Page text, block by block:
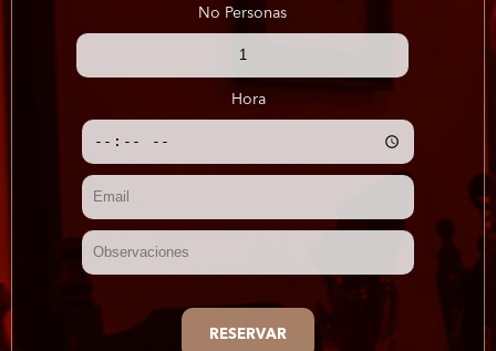
No Personas
Hora
RESERVAR